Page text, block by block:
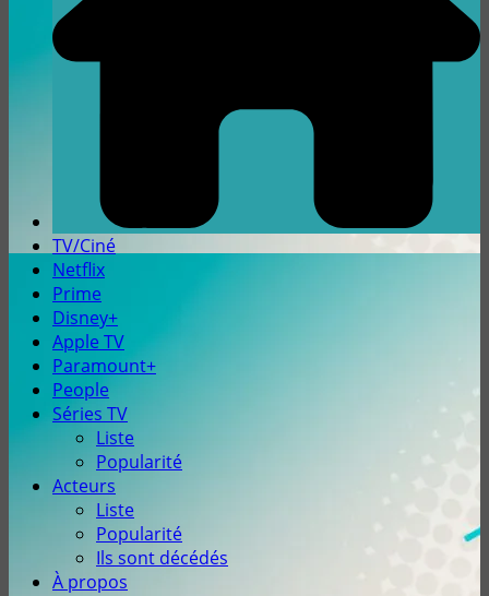
TV/Ciné
Netflix
Prime
Disney+
Apple TV
Paramount+
People
Séries TV
Liste
Popularité
Acteurs
Liste
Popularité
Ils sont décédés
À propos